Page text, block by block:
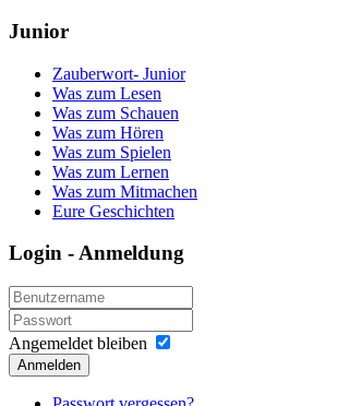
Junior
Zauberwort- Junior
Was zum Lesen
Was zum Schauen
Was zum Hören
Was zum Spielen
Was zum Lernen
Was zum Mitmachen
Eure Geschichten
Login - Anmeldung
Angemeldet bleiben
Anmelden